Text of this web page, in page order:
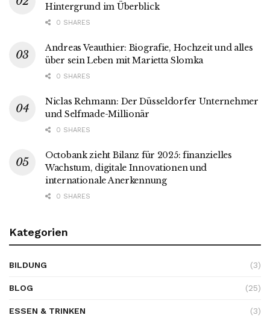
Hintergrund im Überblick
0 SHARES
Andreas Veauthier: Biografie, Hochzeit und alles
über sein Leben mit Marietta Slomka
0 SHARES
Niclas Rehmann: Der Düsseldorfer Unternehmer
und Selfmade-Millionär
0 SHARES
Octobank zieht Bilanz für 2025: finanzielles
Wachstum, digitale Innovationen und
internationale Anerkennung
0 SHARES
Kategorien
BILDUNG (3)
BLOG (25)
ESSEN & TRINKEN (3)